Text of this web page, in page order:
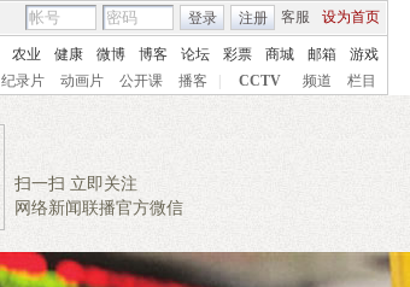
客服 设为首页
登录 注册
农业 健康 微博 博客 论坛 彩票 商城 邮箱
游戏
纪录片 动画片 公开课 播客 CCTV 频道 栏目
扫一扫 立即关注
网络新闻联播官方微信